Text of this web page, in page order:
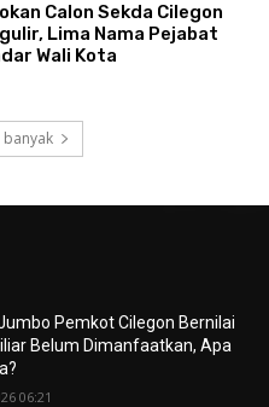
Calon Sekda Cilegon
Lima Nama Pejabat
Wali Kota
Pemkot Cilegon Bernilai
Belum Dimanfaatkan, Apa
06:21